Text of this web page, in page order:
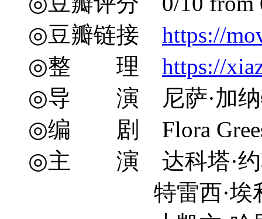
◎豆瓣链接 https://
◎整 理 https://
◎导 演 尼萨·加纳特
◎编 剧 Flora
◎主 演 达科塔·约翰
特雷西·埃利斯·